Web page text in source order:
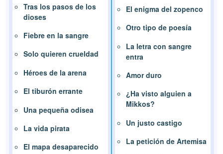
Tras los pasos de los
dioses
Fiebre en la sangre
Solo quieren crueldad
Héroes de la arena
El tiburón errante
Una pequeña odisea
La vida pirata
El mapa desaparecido
El enigma del zopenco
Otro tipo de poesía
La letra con sangre
entra
Amor duro
¿Ha visto alguien a
Mikkos?
Un justo castigo
La petición de Artemisa